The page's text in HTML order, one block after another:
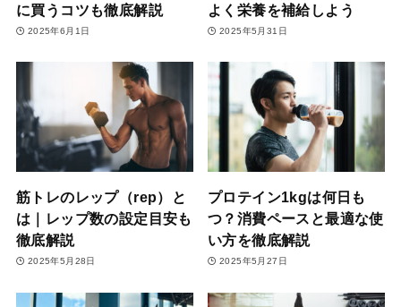
に買うコツも徹底解説
2025年6月1日
よく栄養を補給しよう
2025年5月31日
筋トレのレップ（rep）と
は｜レップ数の設定目安も
徹底解説
2025年5月28日
プロテイン1kgは何日も
つ？消費ペースと最適な使
い方を徹底解説
2025年5月27日